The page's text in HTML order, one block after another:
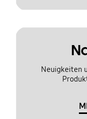
Neuigkeiten